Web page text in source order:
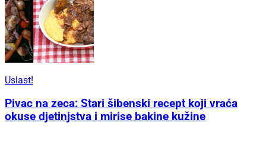
Uslast!
Pivac na zeca: Stari šibenski recept koji vraća
okuse djetinjstva i mirise bakine kužine